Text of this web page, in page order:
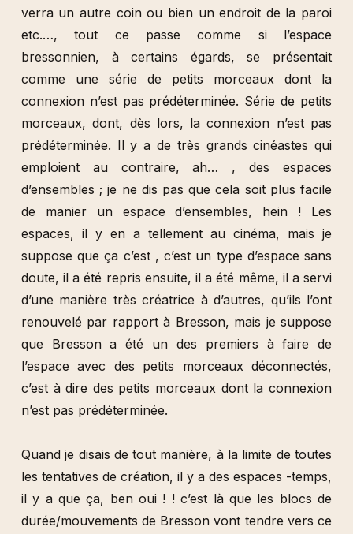
verra un autre coin ou bien un endroit de la paroi
etc.…, tout ce passe comme si l’espace
bressonnien, à certains égards, se présentait
comme une série de petits morceaux dont la
connexion n’est pas prédéterminée. Série de petits
morceaux, dont, dès lors, la connexion n’est pas
prédéterminée. Il y a de très grands cinéastes qui
emploient au contraire, ah… , des espaces
d’ensembles ; je ne dis pas que cela soit plus facile
de manier un espace d’ensembles, hein ! Les
espaces, il y en a tellement au cinéma, mais je
suppose que ça c’est , c’est un type d’espace sans
doute, il a été repris ensuite, il a été même, il a servi
d’une manière très créatrice à d’autres, qu’ils l’ont
renouvelé par rapport à Bresson, mais je suppose
que Bresson a été un des premiers à faire de
l’espace avec des petits morceaux déconnectés,
c’est à dire des petits morceaux dont la connexion
n’est pas prédéterminée.
Quand je disais de tout manière, à la limite de toutes
les tentatives de création, il y a des espaces -temps,
il y a que ça, ben oui ! ! c’est là que les blocs de
durée/mouvements de Bresson vont tendre vers ce